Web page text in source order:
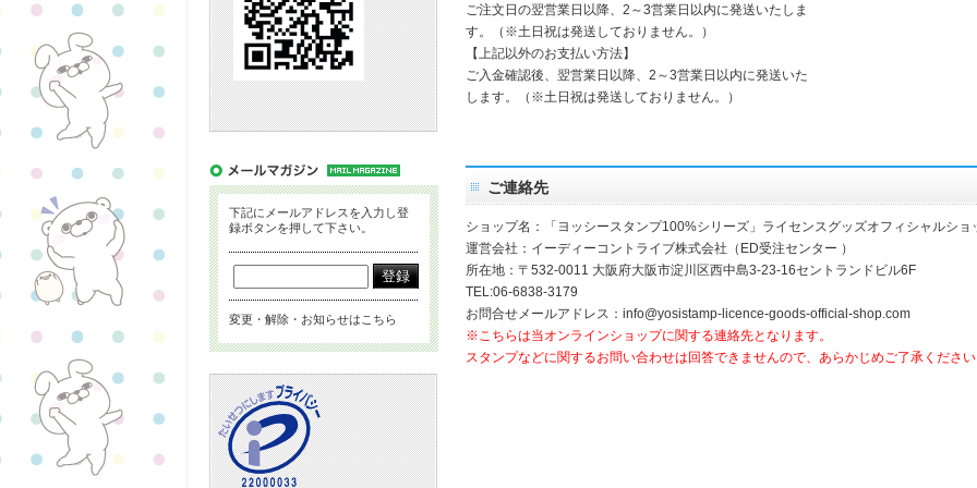
ご注文日の翌営業日以降、2～3営業日以内に発送いたしま
す。（※土日祝は発送しておりません。）
【上記以外のお支払い方法】
ご入金確認後、翌営業日以降、2～3営業日以内に発送いた
します。（※土日祝は発送しておりません。）
ご連絡先
ショップ名：「ヨッシースタンプ100%シリーズ」ライセンスグッズオフィシャルショ
運営会社：イーディーコントライブ株式会社（ED受注センター ）
所在地：〒532-0011 大阪府大阪市淀川区西中島3-23-16セントランドビル6F
TEL:06-6838-3179
お問合せメールアドレス：info@yosistamp-licence-goods-official-shop.com
※こちらは当オンラインショップに関する連絡先となります。
スタンプなどに関するお問い合わせは回答できませんので、あらかじめご了承くださ
下記にメールアドレスを入力し登
録ボタンを押して下さい。
変更・解除・お知らせはこちら